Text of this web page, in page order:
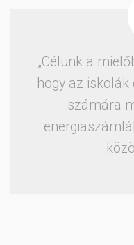
„Célunk a
hogy az
számára